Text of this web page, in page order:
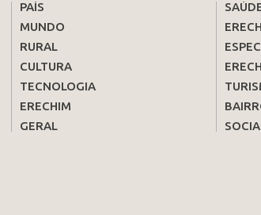
PAÍS
MUNDO
RURAL
CULTURA
TECNOLOGIA
ERECHIM
GERAL